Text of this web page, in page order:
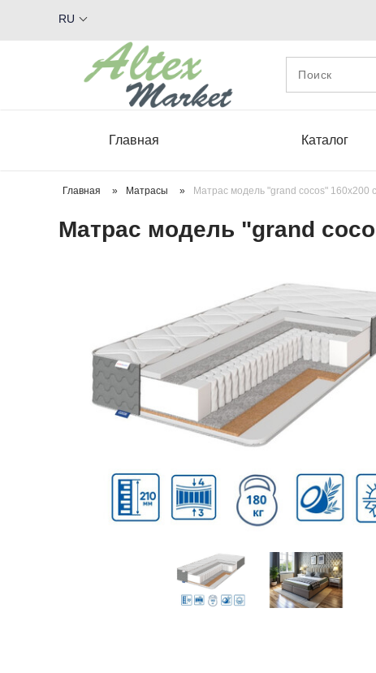
RU
Главная Каталог
Главная » Матрасы » Матрас модель "grand cocos" 160х200
Матрас модель "grand